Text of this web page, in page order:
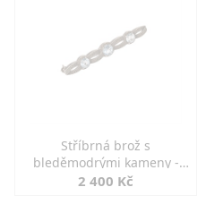
Stříbrná brož s
bleděmodrými kameny -
jemná elegance
2 400 Kč